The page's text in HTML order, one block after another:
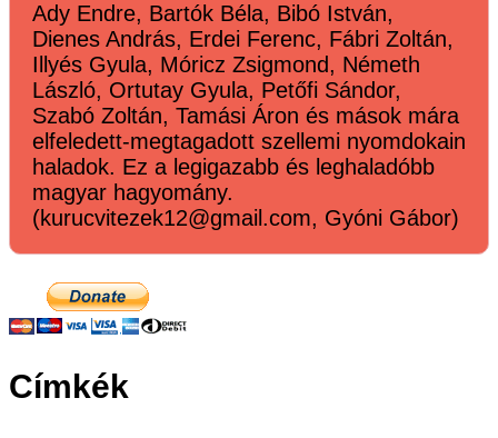
Ady Endre, Bartók Béla, Bibó István,
Dienes András, Erdei Ferenc, Fábri Zoltán,
Illyés Gyula, Móricz Zsigmond, Németh
László, Ortutay Gyula, Petőfi Sándor,
Szabó Zoltán, Tamási Áron és mások mára
elfeledett-megtagadott szellemi nyomdokain
haladok. Ez a legigazabb és leghaladóbb
magyar hagyomány.
(kurucvitezek12@gmail.com, Gyóni Gábor)
Címkék